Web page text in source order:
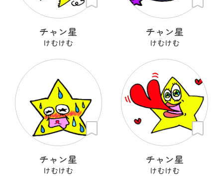
チャン星
けむけむ
チャン星
けむけむ
チャン星
けむけむ
チャン星
けむけむ